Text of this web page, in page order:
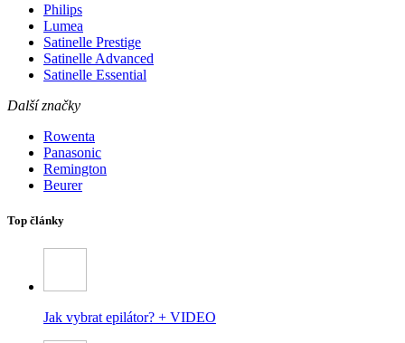
Philips
Lumea
Satinelle Prestige
Satinelle Advanced
Satinelle Essential
Další značky
Rowenta
Panasonic
Remington
Beurer
Top články
Jak vybrat epilátor? + VIDEO